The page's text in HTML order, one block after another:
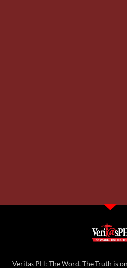
Veritas PH: The Word. The Truth is